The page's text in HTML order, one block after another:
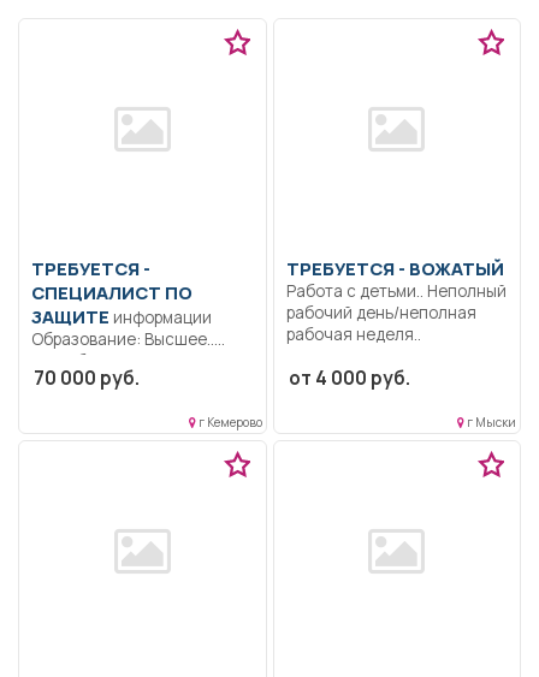
ТРЕБУЕТСЯ -
СПЕЦИАЛИСТ ПО
ЗАЩИТЕ информации
Образование: Высшее..
Разработка документации
по информационной
70 000 руб.
г Кемерово
ТРЕБУЕТСЯ - ВОЖАТЫЙ
Работа с детьми.. Неполный
рабочий день/неполная
рабочая неделя..
от 4 000 руб.
г Мыски